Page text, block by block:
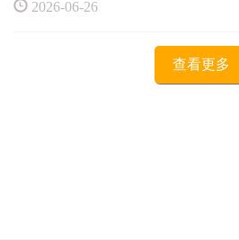
2026-06-26
查看更多